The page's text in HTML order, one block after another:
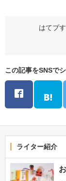
この記事をSNSで
ライター紹介